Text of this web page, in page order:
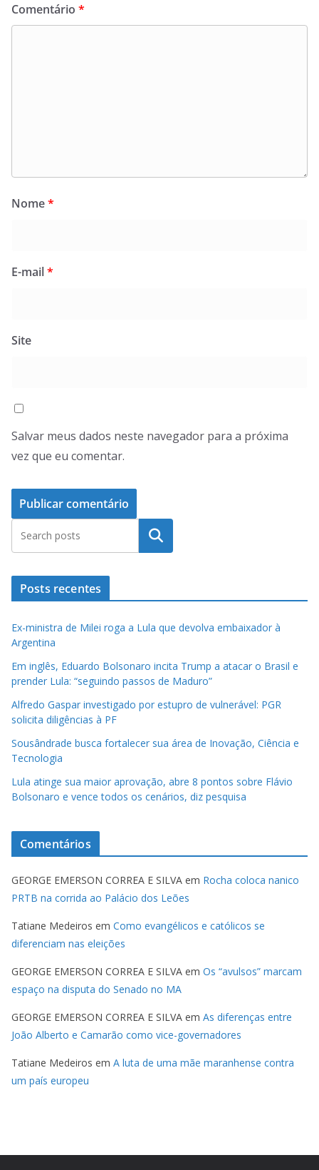
Comentário *
Nome*
E-mail*
Site
Salvar meus dados neste navegador para a próxima
vez que eu comentar.
Pesquisar
Posts recentes
Ex-ministra de Milei roga a Lula que devolva embaixador à
Argentina
Em inglês, Eduardo Bolsonaro incita Trump a atacar o Brasil e
prender Lula: “seguindo passos de Maduro”
Alfredo Gaspar investigado por estupro de vulnerável: PGR
solicita diligências à PF
Sousândrade busca fortalecer sua área de Inovação, Ciência e
Tecnologia
Lula atinge sua maior aprovação, abre 8 pontos sobre Flávio
Bolsonaro e vence todos os cenários, diz pesquisa
Comentários
GEORGE EMERSON CORREA E SILVA em Rocha coloca nanico
PRTB na corrida ao Palácio dos Leões
Tatiane Medeiros em Como evangélicos e católicos se
diferenciam nas eleições
GEORGE EMERSON CORREA E SILVA em Os “avulsos” marcam
espaço na disputa do Senado no MA
GEORGE EMERSON CORREA E SILVA em As diferenças entre
João Alberto e Camarão como vice-governadores
Tatiane Medeiros em A luta de uma mãe maranhense contra
um país europeu